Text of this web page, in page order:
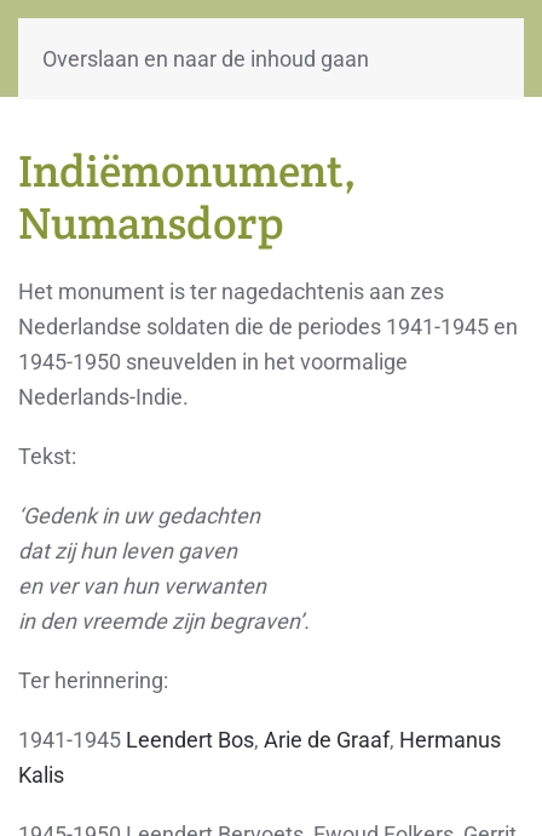
Overslaan en naar de inhoud gaan
WOII-HW
Indiëmonument,
Numansdorp
Het monument is ter nagedachtenis aan zes
Nederlandse soldaten die de periodes 1941-1945 en
1945-1950 sneuvelden in het voormalige
Nederlands-Indie.
Tekst:
‘Gedenk in uw gedachten
dat zij hun leven gaven
en ver van hun verwanten
in den vreemde zijn begraven’.
Ter herinnering:
1941-1945 Leendert Bos, Arie de Graaf, Hermanus
Kalis